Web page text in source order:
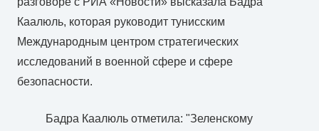
Каалюль, которая руководит тунисским
Международным центром стратегических
исследований в военной сфере и сфере
безопасности.
Бадра Каалюль отметила: "Зеленскому